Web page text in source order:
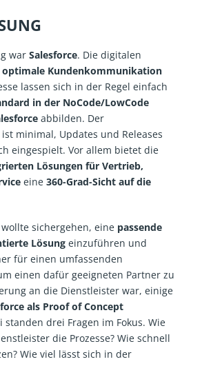
war Salesforce. Die digitalen
optimale Kundenkommunikation
lassen sich in der Regel einfach
in der NoCode/LowCode
abbilden. Der
minimal, Updates und Releases
eingespielt. Vor allem bietet die
Lösungen für Vertrieb,
eine 360-Grad-Sicht auf die
sichergehen, eine passende
Lösung einzuführen und
für einen umfassenden
einen dafür geeigneten Partner zu
an die Dienstleister war, einige
als Proof of Concept
standen drei Fragen im Fokus. Wie
die Prozesse? Wie schnell
Wie viel lässt sich in der